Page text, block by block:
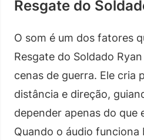
Resgate do
O som é um dos fatores
Resgate do Soldado
cenas de guerra. Ele cria
distância e direção,
depender apenas do que
Quando o áudio